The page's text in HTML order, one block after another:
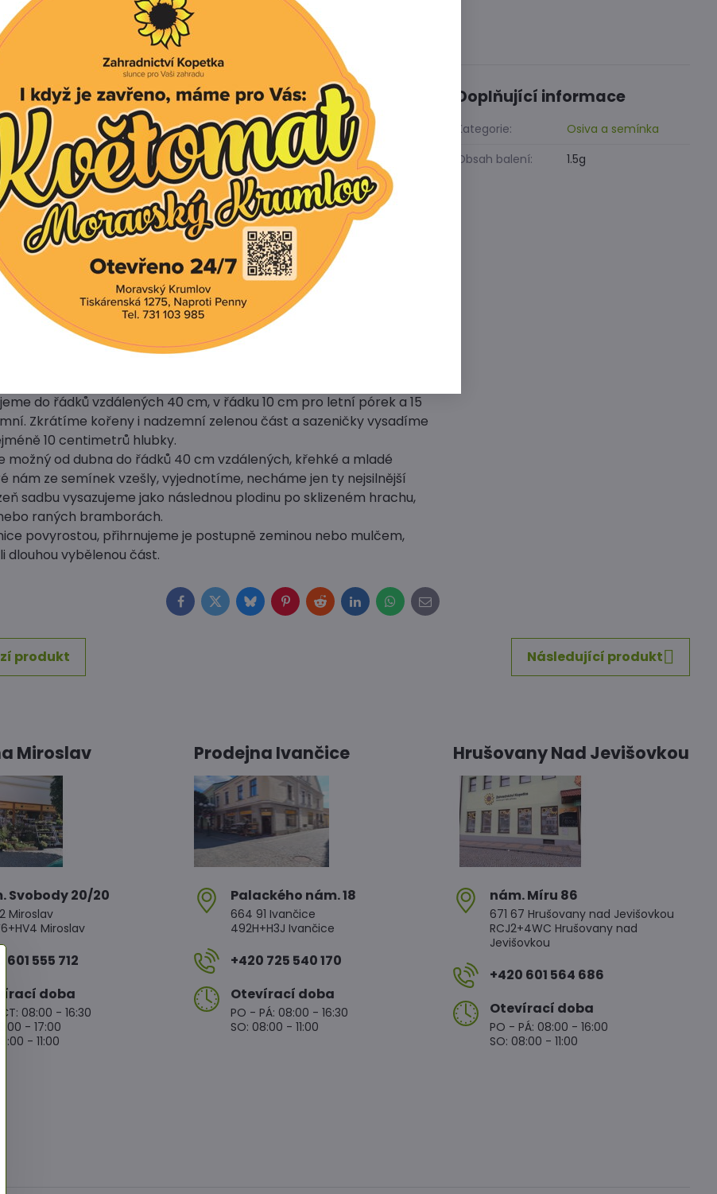
Popis 0
mrazuvzdorná odrůda pro podzimní a jarní sklizně. Má vzpřímený
tmavozelené olistění. Konzumní vybělená část stvolu dosahuje
velmi odolná. Nejlépe prospívá na všech dostatečně hlubokých
živinami a humusem. Vyhovuje mu neutrální půdní reakce.
na polohu, roste dobře i v chladných oblastech.
daří v sousedství brokolice, zelí a celeru. Mezi vyšší zeleninou má
vytáhnout a vybělit. Dobře roste také mezi jahodami a saláty.
výsadbu se osivo vysévá od poloviny února do truhlíků, Lze jej
na záhon a později sazenice přesadit.
brzy na jaře podle oblasti a počasí, sazenice pak přesazujeme
do řádků vzdálených 40 cm, v řádku 10 cm pro letní pórek a 15
Zkrátíme kořeny i nadzemní zelenou část a sazeničky vysadíme
10 centimetrů hlubky.
možný od dubna do řádků 40 cm vzdálených, křehké a mladé
nám ze semínek vzešly, vyjednotíme, necháme jen ty nejsilnější
sadbu vysazujeme jako následnou plodinu po sklizeném hrachu,
raných bramborách.
povyrostou, přihrnujeme je postupně zeminou nebo mulčem,
dlouhou vybělenou část.
Doplňující informace
Kategorie:
Osiva a semínka
Obsah balení:
1.5g
Facebook
TwitterBlueskyPinterest
RedditLinkedInWhatsApp
E-
mail
produkt Následující produkt
Miroslav
Svobody 20/20
Miroslav
Miroslav
601 555 712
doba
08:00 - 16:30
- 17:00
- 11:00
Prodejna Ivančice
Palackého nám​. 18
664 91 Ivančice
492H+H3J Ivančice
+420 725 540 170
Otevírací doba
PO - PÁ: 08:00 - 16:30
SO: 08:00 - 11:00
Hrušovany Nad Jevišovkou
nám​. Míru 86
671 67 Hrušovany nad Jevišovkou
RCJ2+4WC Hrušovany nad
Jevišovkou
+420 601 564 686
Otevírací doba
PO - PÁ: 08:00 - 16:00
SO: 08:00 - 11:00